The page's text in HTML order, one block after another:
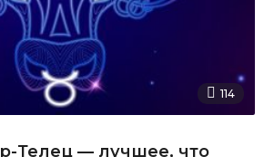
114
Телец — лучшее, что